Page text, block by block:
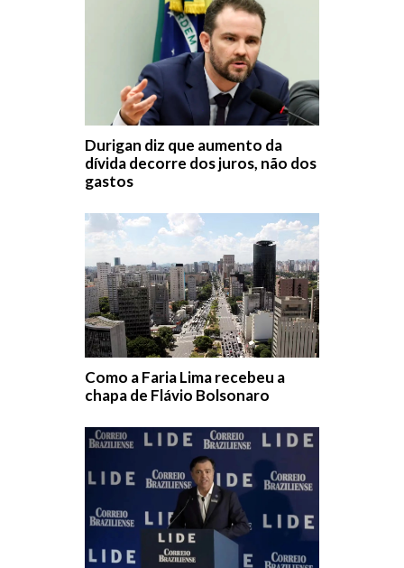
Durigan diz que aumento da
dívida decorre dos juros, não dos
gastos
Como a Faria Lima recebeu a
chapa de Flávio Bolsonaro